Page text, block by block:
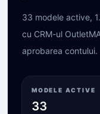
33 modele active,
cu CRM-ul
aprobarea contului.
MODELE ACTIVE
33